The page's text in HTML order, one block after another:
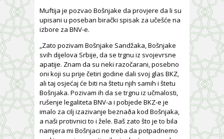
Muftija je pozvao Bošnjake da provjere da li su
upisani u poseban birački spisak za učešće na
izbore za BNV-e.
„Zato pozivam Bošnjake Sandžaka, Bošnjake
svih dijelova Srbije, da se trgnu iz svojevrsne
apatije. Znam da su neki razočarani, posebno
oni koji su prije četiri godine dali svoj glas BKZ,
ali taj osjećaj će biti na štetu njih samih i štetu
Bošnjaka. Pozivam ih da se trgnu iz učmalosti,
rušenje legaliteta BNV-a i pobjede BKZ-e je
imalo za cilj izazivanje beznaða kod Bošnjaka,
a naši protivnici to i žele. Baš zato što je to bila
namjera mi Bošnjaci ne treba da potpadnemo